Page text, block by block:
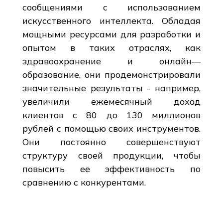
сообщениями с использованием
искусственного интеллекта. Обладая
мощными ресурсами для разработки и
опытом в таких отраслях, как
здравоохранение и онлайн—
образование, они продемонстрировали
значительные результаты - например,
увеличили ежемесячный доход
клиентов с 80 до 130 миллионов
рублей с помощью своих инструментов.
Они постоянно совершенствуют
структуру своей продукции, чтобы
повысить ее эффективность по
сравнению с конкурентами.